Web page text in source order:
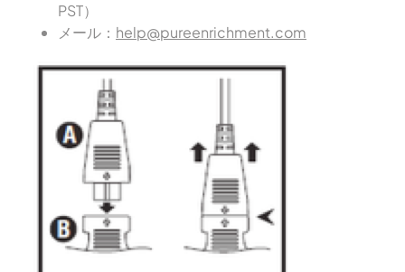
PST）
メール： help@pureenrichment.com